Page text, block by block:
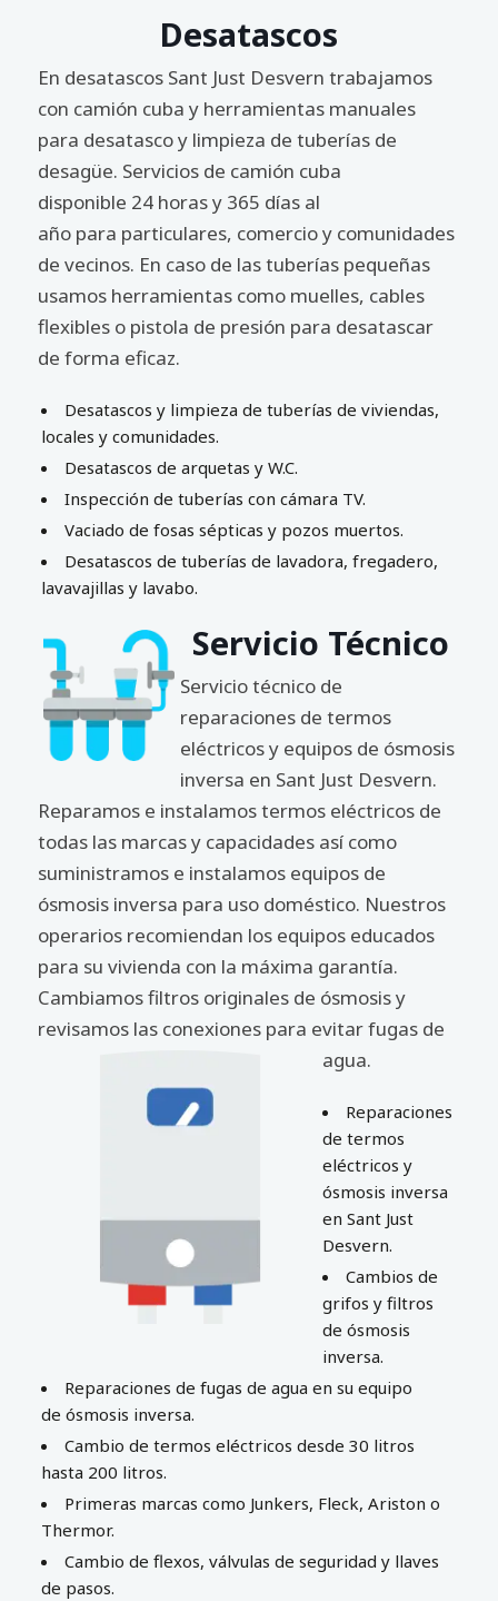
Desatascos
En desatascos Sant Just Desvern trabajamos
con camión cuba y herramientas manuales
para desatasco y limpieza de tuberías de
desagüe. Servicios de camión cuba
disponible 24 horas y 365 días al
año para particulares, comercio y comunidades
de vecinos. En caso de las tuberías pequeñas
usamos herramientas como muelles, cables
flexibles o pistola de presión para desatascar
de forma eficaz.
Desatascos y limpieza de tuberías de viviendas,
locales y comunidades.
Desatascos de arquetas y W.C.
Inspección de tuberías con cámara TV.
Vaciado de fosas sépticas y pozos muertos.
Desatascos de tuberías de lavadora, fregadero,
lavavajillas y lavabo.
Servicio Técnico
Servicio técnico de
reparaciones de termos
eléctricos y equipos de ósmosis
inversa en Sant Just Desvern.
Reparamos e instalamos termos eléctricos de
todas las marcas y capacidades así como
suministramos e instalamos equipos de
ósmosis inversa para uso doméstico. Nuestros
operarios recomiendan los equipos educados
para su vivienda con la máxima garantía.
Cambiamos filtros originales de ósmosis y
revisamos las conexiones para evitar fugas de
agua.
Reparaciones
de termos
eléctricos y
ósmosis inversa
en Sant Just
Desvern.
Cambios de
grifos y filtros
de ósmosis
inversa.
Reparaciones de fugas de agua en su equipo
de ósmosis inversa.
Cambio de termos eléctricos desde 30 litros
hasta 200 litros.
Primeras marcas como Junkers, Fleck, Ariston o
Thermor.
Cambio de flexos, válvulas de seguridad y llaves
de pasos.